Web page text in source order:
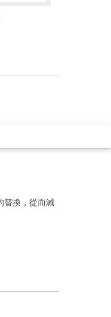
替換，從而減